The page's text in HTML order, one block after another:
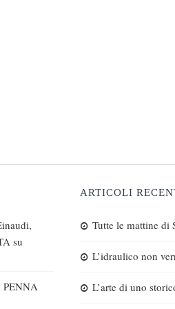
su
PENNA
ARTICOLI
Tutte le mattine
L’idraulico non
L’arte di uno